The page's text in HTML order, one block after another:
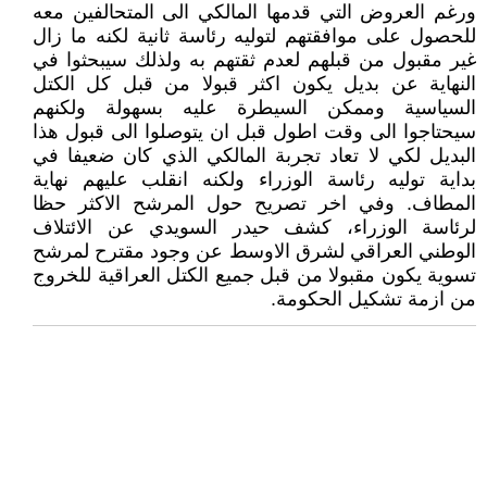
ورغم العروض التي قدمها المالكي الى المتحالفين معه
للحصول على موافقتهم لتوليه رئاسة ثانية لكنه ما زال
غير مقبول من قبلهم لعدم ثقتهم به ولذلك سيبحثوا في
النهاية عن بديل يكون اكثر قبولا من قبل كل الكتل
السياسية وممكن السيطرة عليه بسهولة ولكنهم
سيحتاجوا الى وقت اطول قبل ان يتوصلوا الى قبول هذا
البديل لكي لا تعاد تجربة المالكي الذي كان ضعيفا في
بداية توليه رئاسة الوزراء ولكنه انقلب عليهم نهاية
المطاف. وفي اخر تصريح حول المرشح الاكثر حظا
لرئاسة الوزراء، كشف حيدر السويدي عن الائتلاف
الوطني العراقي لشرق الاوسط عن وجود مقترح لمرشح
تسوية يكون مقبولا من قبل جميع الكتل العراقية للخروج
من ازمة تشكيل الحكومة.